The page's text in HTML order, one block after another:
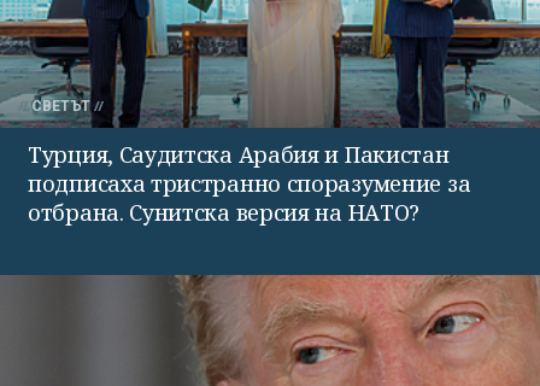
СВЕТЪТ
Турция, Саудитска Арабия и Пакистан
подписаха тристранно споразумение за
отбрана. Сунитска версия на НАТО?